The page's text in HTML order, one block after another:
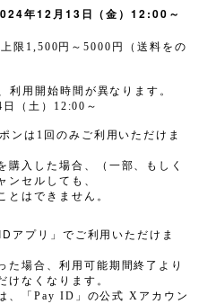
年12 月 13 日（金）12:00 ～
限1,500円～5000円（送料をの
利用開始時間が異なります。
（土）12:00～
ンは1回のみご利用いただけま
購入した場合、（一部、もしく
ンセルしても、
とはできません。
アプリ」 でご利用いただけま
た場合、利用可能期間終了より
けなくなります。
、
「Pay ID」の公式 Xアカウン